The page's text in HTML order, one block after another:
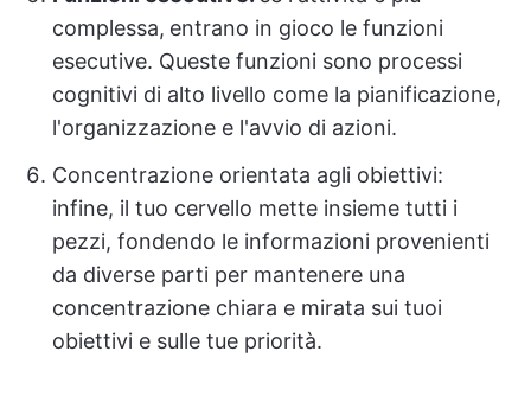
complessa, entrano in gioco le funzioni
esecutive. Queste funzioni sono processi
cognitivi di alto livello come la pianificazione,
l'organizzazione e l'avvio di azioni.
Concentrazione orientata agli obiettivi:
infine, il tuo cervello mette insieme tutti i
pezzi, fondendo le informazioni provenienti
da diverse parti per mantenere una
concentrazione chiara e mirata sui tuoi
obiettivi e sulle tue priorità.